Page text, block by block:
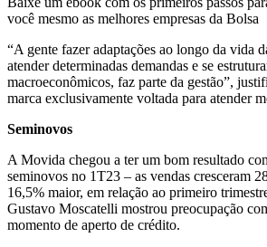
você mesmo as melhores empresas da Bolsa
“A gente fazer adaptações ao longo da vida
atender determinadas demandas e se
macroeconômicos, faz parte da gestão”,
marca exclusivamente voltada para atender
Seminovos
A Movida chegou a ter um bom resultado
seminovos no 1T23 – as vendas cresceram
16,5% maior, em relação ao primeiro
Gustavo Moscatelli mostrou preocupação
momento de aperto de crédito.